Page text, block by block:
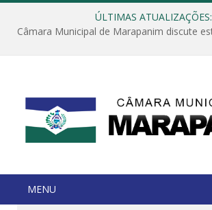
ÚLTIMAS ATUALIZAÇÕES:
MENU